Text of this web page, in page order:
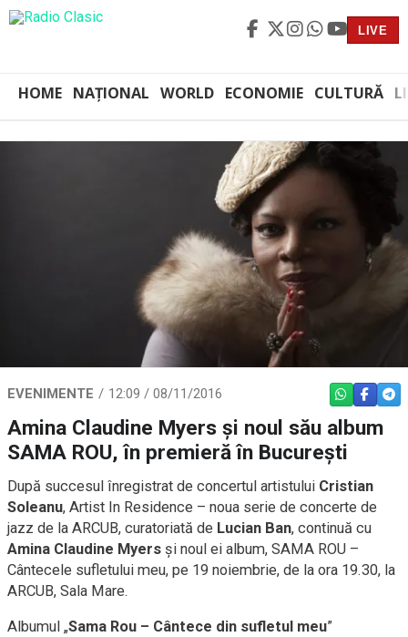
LIVE
HOME NAȚIONAL WORLD ECONOMIE CULTURĂ
EVENIMENTE 12:09 / 08/11/2016 WHATSAPP
Amina Claudine Myers și noul său album
SAMA ROU, în premieră în București
După succesul înregistrat de concertul artistului Cristian
Soleanu, Artist In Residence – noua serie de concerte de
jazz de la ARCUB, curatoriată de Lucian Ban, continuă cu
Amina Claudine Myers şi noul ei album, SAMA ROU –
Cântecele sufletului meu, pe 19 noiembrie, de la ora 19.30, la
ARCUB, Sala Mare.
Albumul „Sama Rou – Cântece din sufletul meu”